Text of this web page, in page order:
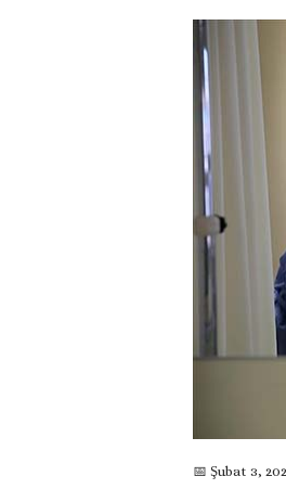
📅 Şubat 3,